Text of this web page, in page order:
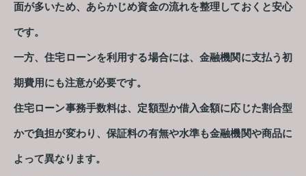
面が多いため、あらかじめ資金の流れを整理しておくと安心
です。
一方、住宅ローンを利用する場合には、金融機関に支払う初
期費用にも注意が必要です。
住宅ローン事務手数料は、定額型か借入金額に応じた割合型
かで負担が変わり、保証料の有無や水準も金融機関や商品に
よって異なります。